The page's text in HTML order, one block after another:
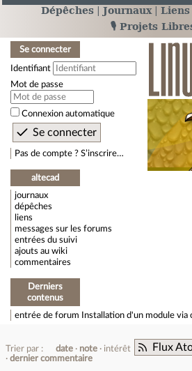
Dépêches Journaux Liens
🎙️ Projets
Se connecter
Identifiant
Mot de passe
Connexion automatique
Pas de compte ? S’inscrire…
altecad
journaux
dépêches
liens
messages sur les forums
entrées du suivi
ajouts au wiki
commentaires
Derniers
contenus
entrée de forum Installation d'un module via
Flux
Trier par : date note
intérêt
dernier commentaire